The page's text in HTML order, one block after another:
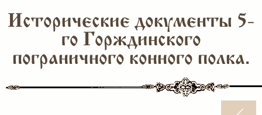
Исторические документы 5-
го Горждинского
пограничного конного полка.